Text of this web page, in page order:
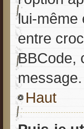
lui-même
entre
BBCode,
message.
Haut